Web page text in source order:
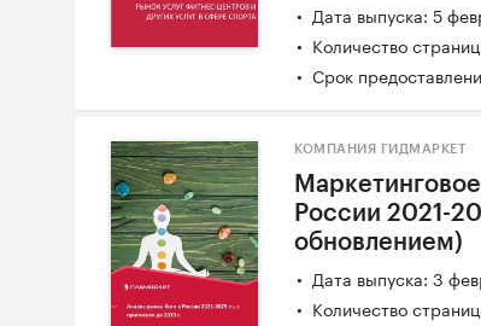
Дата выпуска: 5
Количество
Срок
КОМПАНИЯ ГИДМАРКЕТ
России 2021-
обновлением)
Дата выпуска: 3
Количество